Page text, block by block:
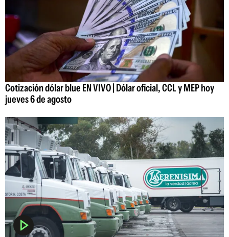
Cotización dólar blue EN VIVO | Dólar oficial, CCL y MEP hoy
jueves 6 de agosto